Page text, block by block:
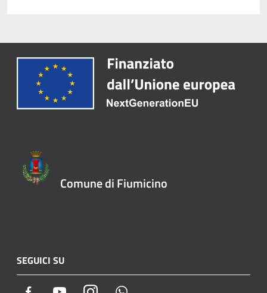
Comune di Fiumicino
SEGUICI SU